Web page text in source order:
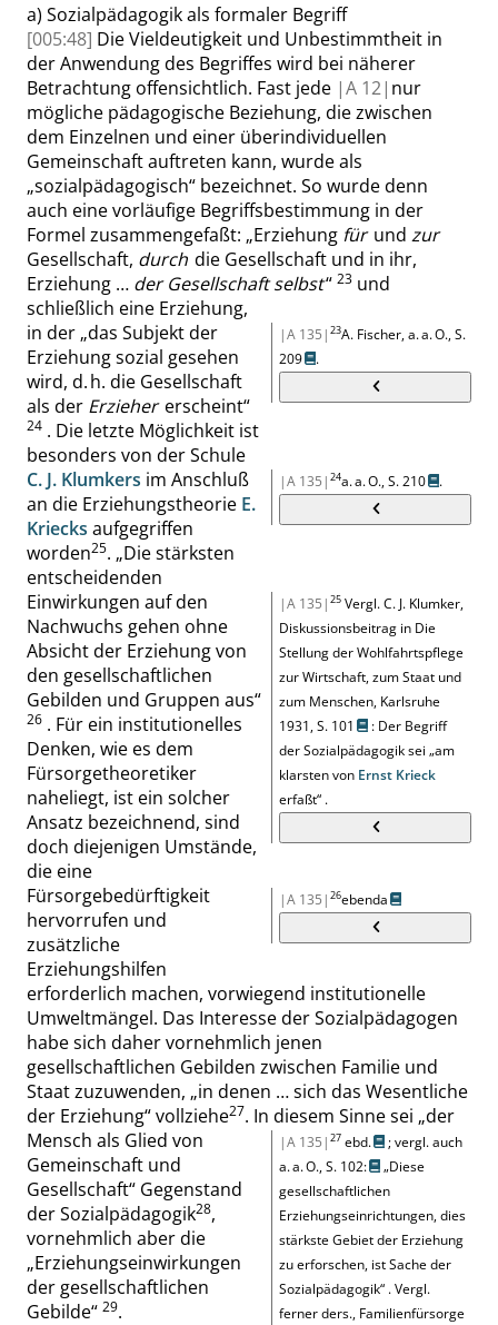
a) Sozialpädagogik als formaler Begriff
[005:48] Die Vieldeutigkeit und Unbestimmtheit in
der Anwendung des Begriffes wird bei näherer
Betrachtung offensichtlich. Fast jede |A 12| nur
mögliche pädagogische Beziehung, die zwischen
dem Einzelnen und einer überindividuellen
Gemeinschaft auftreten kann, wurde als
„sozialpädagogisch“ bezeichnet. So wurde denn
auch eine vorläufige Begriffsbestimmung in der
Formel zusammengefaßt: „Erziehung fürund zur
Gesellschaft, durch die Gesellschaft und in ihr,
Erziehung … der Gesellschaft selbst“ 23
|A 135| 23A. Fischer, a. a. O.,S.
209
.
und
schließlich eine Erziehung,
in der „das Subjekt der
Erziehung sozial gesehen
wird, d. h. die Gesellschaft
als der Erziehererscheint“
24
|A 135| 24a. a. O.,S. 210 .
. Die letzte Möglichkeit ist
besonders von der Schule
C. J. Klumkers im Anschluß
an die Erziehungstheorie E.
Kriecks aufgegriffen
worden25
|A 135| 25 Vergl. C. J. Klumker,
Diskussionsbeitrag in Die
Stellung der Wohlfahrtspflege
zur Wirtschaft, zum Staat und
zum Menschen, Karlsruhe
1931,S. 101
: Der Begriff
der Sozialpädagogik sei „am
klarsten von Ernst Krieck
erfaßt“ .
. „Die stärksten
entscheidenden
Einwirkungen auf den
Nachwuchs gehen ohne
Absicht der Erziehung von
den gesellschaftlichen
Gebilden und Gruppen aus“
26
|A 135| 26ebenda
. Für ein institutionelles
Denken, wie es dem
Fürsorgetheoretiker
naheliegt, ist ein solcher
Ansatz bezeichnend, sind
doch diejenigen Umstände,
die eine
Fürsorgebedürftigkeit
hervorrufen und
zusätzliche
Erziehungshilfen
erforderlich machen, vorwiegend institutionelle
Umweltmängel. Das Interesse der Sozialpädagogen
habe sich daher vornehmlich jenen
gesellschaftlichen Gebilden zwischen Familie und
Staat zuzuwenden, „in denen … sich das Wesentliche
der Erziehung“vollziehe27
|A 135| 27 ebd.
; vergl. auch
a. a. O.,S. 102: „Diese
gesellschaftlichen
Erziehungseinrichtungen, dies
stärkste Gebiet der Erziehung
zu erforschen, ist Sache der
Sozialpädagogik“ .Vergl.
ferner ders., Familienfürsorge
. In diesem Sinne sei „der
Mensch als Glied von
Gemeinschaft und
Gesellschaft“ Gegenstand
der Sozialpädagogik28,
vornehmlich aber die
„Erziehungseinwirkungen
der gesellschaftlichen
Gebilde“ 29.